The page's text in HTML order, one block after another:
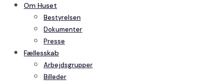
Om Huset
Bestyrelsen
Dokumenter
Presse
Fællesskab
Arbejdsgrupper
Billeder